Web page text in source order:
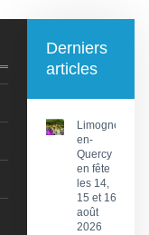
Derniers
articles
Limogne-
en-
Quercy
en fête
les 14,
15 et 16
août
2026